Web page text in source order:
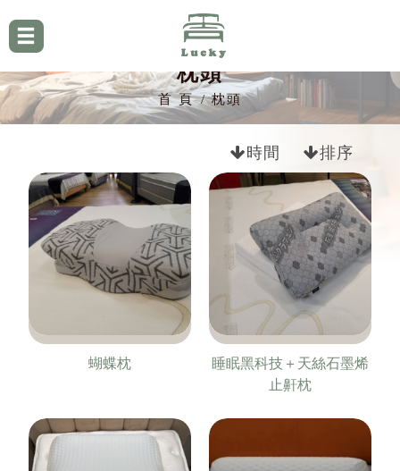
枕頭
首 頁 枕頭
時間 排序
蝴蝶枕
睡眠黑科技＋天絲石墨烯
止鼾枕